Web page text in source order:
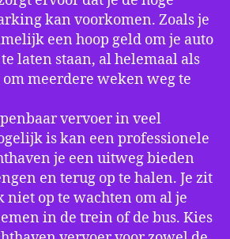
kan voorkomen. Zoals je
een hoop geld om je auto
laten staan, al helemaal als
meerdere weken weg te
vervoer in veel
is kan een professionele
je een uitweg bieden
en terug op te halen. Je zit
op te wachten om al je
in de trein of de bus. Kies